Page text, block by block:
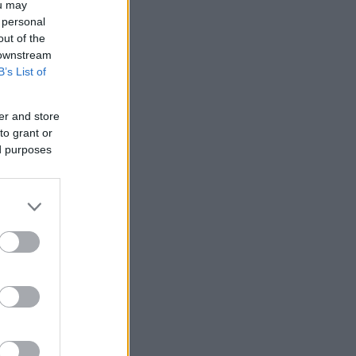
may
of the
List of
and store
grant or
purposes